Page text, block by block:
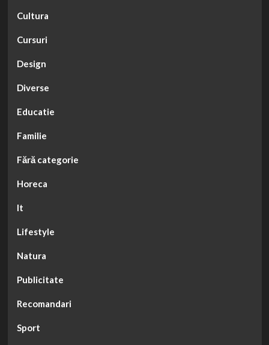
Cultura
Cursuri
Design
Diverse
Educatie
Familie
Fără categorie
Horeca
It
Lifestyle
Natura
Publicitate
Recomandari
Sport